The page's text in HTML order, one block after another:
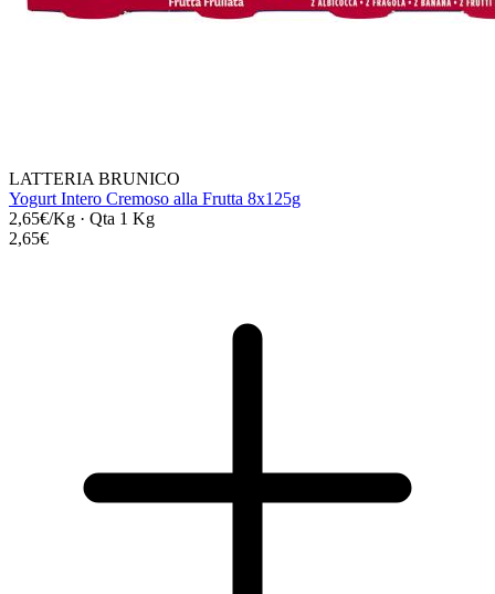
LATTERIA BRUNICO
Yogurt Intero Cremoso alla Frutta 8x125g
2,65€/Kg · Qta 1 Kg
2,65€